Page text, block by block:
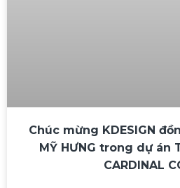
Chúc mừng KDESIGN
MỸ HƯNG trong dự án
CARDINAL